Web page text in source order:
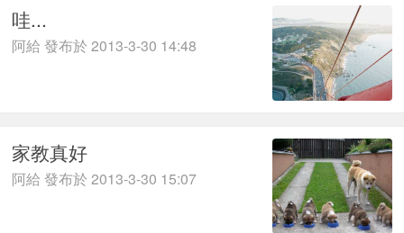
哇...
阿給 發布於 2013-3-30 14:48
家教真好
阿給 發布於 2013-3-30 15:07